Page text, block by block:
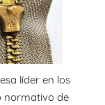
líder en los
normativo de